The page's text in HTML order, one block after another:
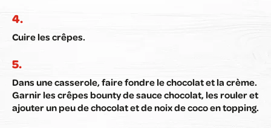
Cuire les crêpes.
Dans une casserole, faire fondre le chocolat et la crème.
Garnir les crêpes bounty de sauce chocolat, les rouler et
ajouter un peu de chocolat et de noix de coco en topping.